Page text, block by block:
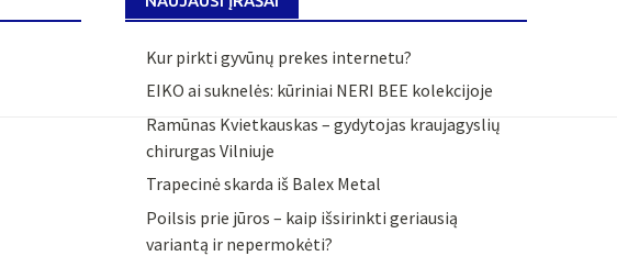
Kur pirkti gyvūnų prekes internetu?
EIKO ai suknelės: kūriniai NERI BEE kolekcijoje
Ramūnas Kvietkauskas – gydytojas kraujagyslių
chirurgas Vilniuje
Trapecinė skarda iš Balex Metal
Poilsis prie jūros – kaip išsirinkti geriausią
variantą ir nepermokėti?